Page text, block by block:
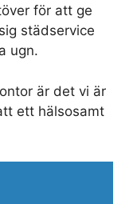
för att ge
städservice
ugn.
är det vi är
ett hälsosamt